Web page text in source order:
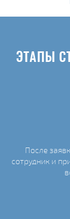
ЭТАПЫ
После
сотрудник и